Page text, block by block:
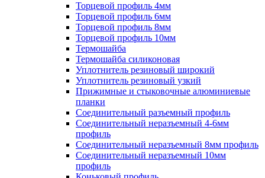
Торцевой профиль 4мм
Торцевой профиль 6мм
Торцевой профиль 8мм
Торцевой профиль 10мм
Термошайба
Термошайба силиконовая
Уплотнитель резиновый широкий
Уплотнитель резиновый узкий
Прижимные и стыковочные алюминиевые
планки
Соединительный разъемный профиль
Соединительный неразъемный 4-6мм
профиль
Соединительный неразъемный 8мм профиль
Соединительный неразъемный 10мм
профиль